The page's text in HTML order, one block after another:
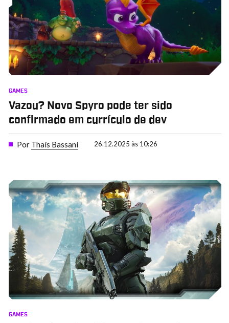
GAMES
Vazou? Novo Spyro pode ter sido
confirmado em currículo de dev
Por Thais Bassani 26.12.2025 às 10:26
GAMES